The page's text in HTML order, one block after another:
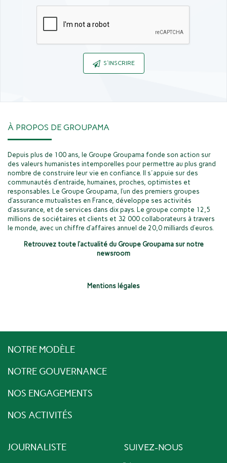
S'INSCRIRE
À PROPOS DE GROUPAMA
Depuis plus de 100 ans, le Groupe Groupama fonde son action sur
des valeurs humanistes intemporelles pour permettre au plus grand
nombre de construire leur vie en confiance. Il s'appuie sur des
communautés d’entraide, humaines, proches, optimistes et
responsables. Le Groupe Groupama, l’un des premiers groupes
d’assurance mutualistes en France, développe ses activités
d’assurance, et de services dans dix pays. Le groupe compte 12,5
millions de sociétaires et clients et 32 000 collaborateurs à travers
le monde, avec un chiffre d’affaires annuel de 20,0 milliards d’euros.
Retrouvez toute l’actualité du Groupe Groupama sur notre
newsroom
Mentions légales
NOTRE MODÈLE
NOTRE GOUVERNANCE
NOS ENGAGEMENTS
NOS ACTIVITÉS
JOURNALISTE SUIVEZ-NOUS